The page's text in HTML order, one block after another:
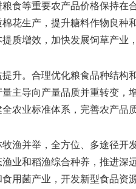
食等重要农产品价格保持在
花生产，提升糖料作物良种
质增效，加快发展饲草产业
升。 合理优化粮食品种结构
主导向产量品质并重转变，
农业标准体系，完善农产品
牧渔并举，全方位、多途径开
业和稻渔综合种养，推进深
用菌产业，开发新型食品资源